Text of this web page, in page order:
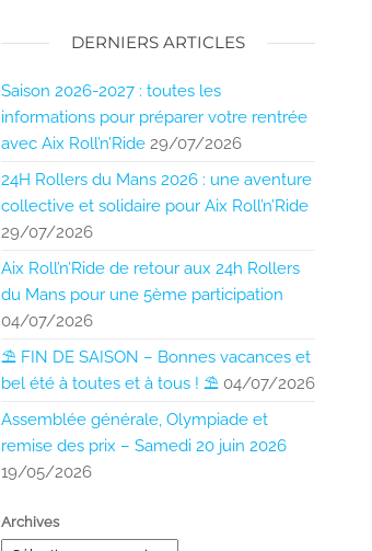
DERNIERS ARTICLES
Saison 2026-2027 : toutes les
informations pour préparer votre rentrée
avec Aix Roll’n’Ride 29/07/2026
24H Rollers du Mans 2026 : une aventure
collective et solidaire pour Aix Roll’n’Ride
29/07/2026
Aix Roll’n’Ride de retour aux 24h Rollers
du Mans pour une 5ème participation
04/07/2026
⛱️ FIN DE SAISON – Bonnes vacances et
bel été à toutes et à tous ! ⛱️ 04/07/2026
Assemblée générale, Olympiade et
remise des prix – Samedi 20 juin 2026
19/05/2026
Archives